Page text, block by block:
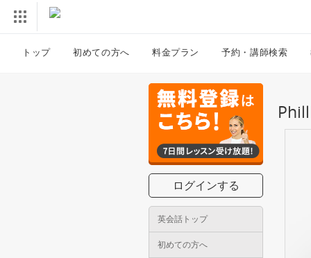
トップ 初めての方へ 料金プラン 予約・講師検索
ログインする
英会話トップ
初めての方へ